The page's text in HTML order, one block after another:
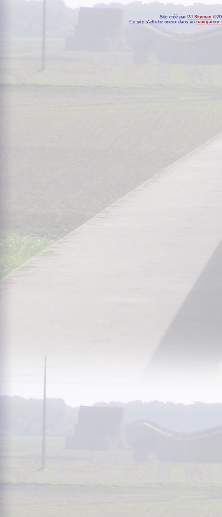
Site créé par PJ Skyman
Ce site s'affiche mieux dans un navigateur